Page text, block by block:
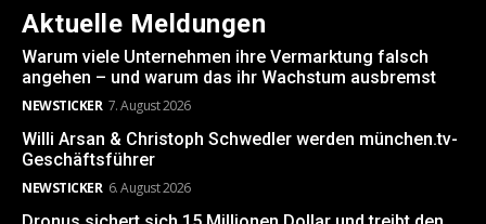
Aktuelle Meldungen
Warum viele Unternehmen ihre Vermarktung falsch
angehen – und warum das ihr Wachstum ausbremst
NEWSTICKER 7. August 2026
Willi Arsan & Christoph Schwedler werden münchen.tv-
Geschäftsführer
NEWSTICKER 6. August 2026